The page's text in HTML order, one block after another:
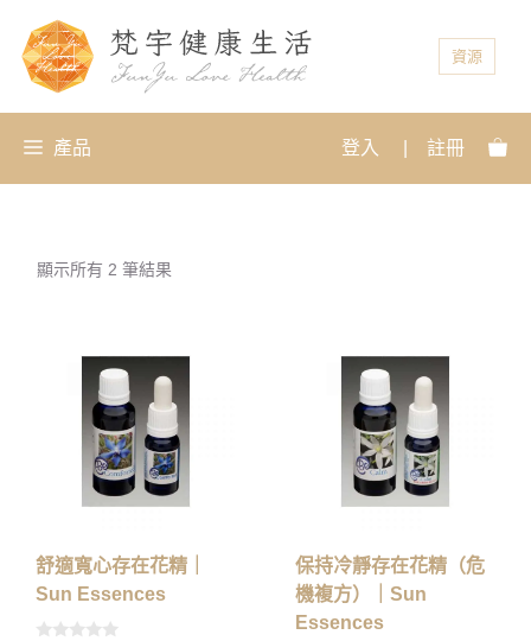
資源
產品 登入 註冊
顯示所有 2 筆結果
舒適寬心存在花精｜
Sun Essences
保持冷靜存在花精（危
機複方）｜Sun
Essences